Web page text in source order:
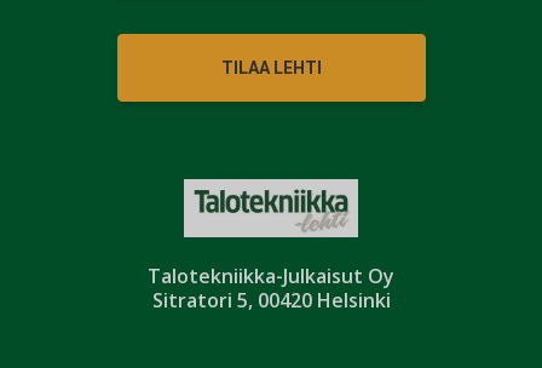
Talotekniikka-Julkaisut Oy
Sitratori 5, 00420 Helsinki
TILAA LEHTI